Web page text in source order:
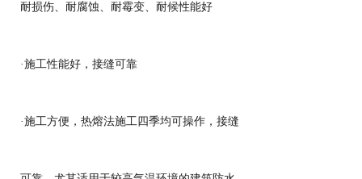
耐损伤、耐腐蚀、耐霉变、耐候性能好
·施工性能好，接缝可靠
·施工方便，热熔法施工四季均可操作，接缝